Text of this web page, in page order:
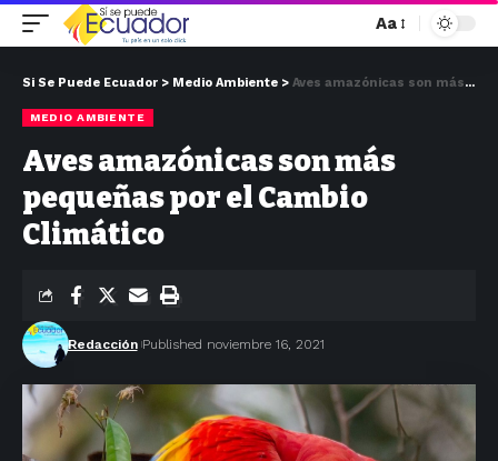
Aa
Si Se Puede Ecuador > Medio Ambiente > Aves amazónicas son más pequeñas por el Cambio Climático
MEDIO AMBIENTE
Aves amazónicas son más
pequeñas por el Cambio
Climático
Redacción Published noviembre 16, 2021